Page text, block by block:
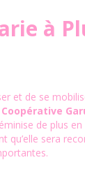
à
et de se
de plus
qu’elle sera